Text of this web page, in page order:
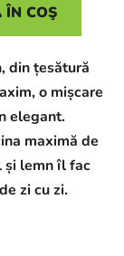
COŞ
din țesătură
o mișcare
elegant.
maximă de
și lemn îl fac
zi cu zi.